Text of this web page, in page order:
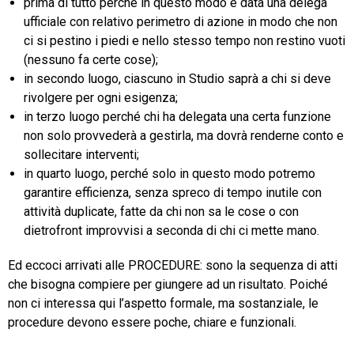
prima di tutto perché in questo modo è data una delega
ufficiale con relativo perimetro di azione in modo che non
ci si pestino i piedi e nello stesso tempo non restino vuoti
(nessuno fa certe cose);
in secondo luogo, ciascuno in Studio saprà a chi si deve
rivolgere per ogni esigenza;
in terzo luogo perché chi ha delegata una certa funzione
non solo provvederà a gestirla, ma dovrà renderne conto e
sollecitare interventi;
in quarto luogo, perché solo in questo modo potremo
garantire efficienza, senza spreco di tempo inutile con
attività duplicate, fatte da chi non sa le cose o con
dietrofront improvvisi a seconda di chi ci mette mano.
Ed eccoci arrivati alle PROCEDURE: sono la sequenza di atti
che bisogna compiere per giungere ad un risultato. Poiché
non ci interessa qui l’aspetto formale, ma sostanziale, le
procedure devono essere poche, chiare e funzionali.